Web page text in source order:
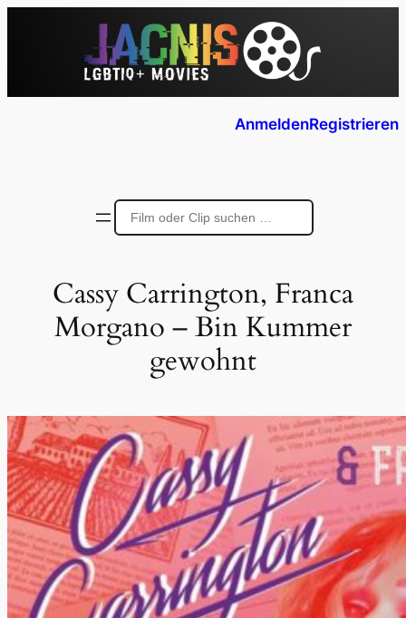
AnmeldenRegistrieren
Cassy Carrington, Franca
Morgano – Bin Kummer
gewohnt